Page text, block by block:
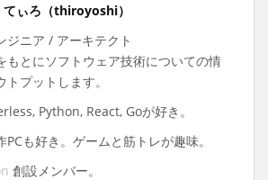
てぃろ（thiroyoshi）
ジニア / アーキテクト
もとにソフトウェア技術についての情
プットします。
Python, React, Goが好き。
も好き。ゲームと筋トレが趣味。
創設メンバー。